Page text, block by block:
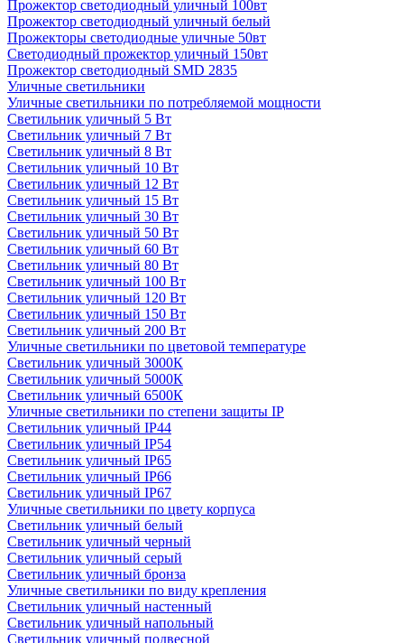
Прожектор светодиодный уличный 100вт
Прожектор светодиодный уличный белый
Прожекторы светодиодные уличные 50вт
Светодиодный прожектор уличный 150вт
Прожектор светодиодный SMD 2835
Уличные светильники
Уличные светильники по потребляемой мощности
Светильник уличный 5 Вт
Светильник уличный 7 Вт
Светильник уличный 8 Вт
Светильник уличный 10 Вт
Светильник уличный 12 Вт
Светильник уличный 15 Вт
Светильник уличный 30 Вт
Светильник уличный 50 Вт
Светильник уличный 60 Вт
Светильник уличный 80 Вт
Светильник уличный 100 Вт
Светильник уличный 120 Вт
Светильник уличный 150 Вт
Светильник уличный 200 Вт
Уличные светильники по цветовой температуре
Cветильник уличный 3000К
Cветильник уличный 5000К
Cветильник уличный 6500К
Уличные светильники по степени защиты IP
Светильник уличный IP44
Светильник уличный IP54
Светильник уличный IP65
Светильник уличный IP66
Светильник уличный IP67
Уличные светильники по цвету корпуса
Светильник уличный белый
Светильник уличный черный
Светильник уличный серый
Светильник уличный бронза
Уличные светильники по виду крепления
Светильник уличный настенный
Светильник уличный напольный
Светильник уличный подвесной